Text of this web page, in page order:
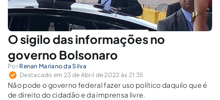
O sigilo das informações no
governo Bolsonaro
Por Renan Mariano da Silva
Destacado em 23 de Abril de 2022 às 21:35
Não pode o governo federal fazer uso político daquilo que é
de direito do cidadão e da imprensa livre.